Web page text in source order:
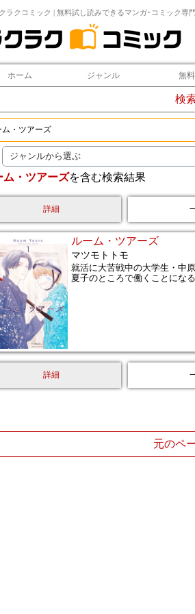
ラクコミック | 無料試し読みできるマンガ･コミック専
ホーム ジャンル 無料
検
ジャンルから選ぶ
ム・ツアーズを含む検索結果
詳細
ルーム・ツアーズ
マツモトトモ
就活に大苦戦中の大学生・中
夏子のところで働くことになる
詳細
元のペ